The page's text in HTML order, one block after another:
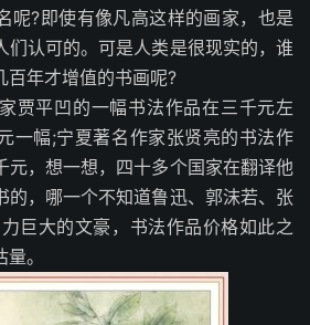
呢?即使有像凡高这样的画家，也是
们认可的。可是人类是很现实的，谁
百年才增值的书画呢?
贾平凹的一幅书法作品在三千元左
一幅;宁夏著名作家张贤亮的书法作
元，想一想，四十多个国家在翻译他
的，哪一个不知道鲁迅、郭沫若、张
巨大的文豪，书法作品价格如此之
。